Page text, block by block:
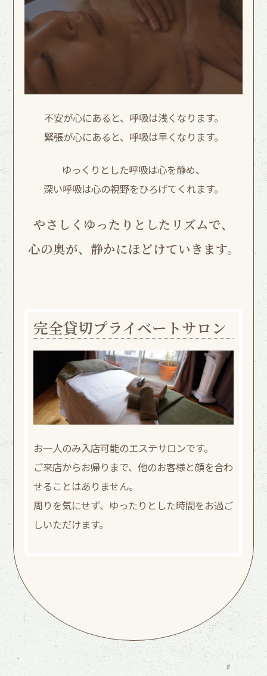
不安が心にあると、呼吸は浅くなります。
緊張が心にあると、呼吸は早くなります。
ゆっくりとした呼吸は心を静め、
深い呼吸は心の視野をひろげてくれます。
やさしくゆったりとしたリズムで、
心の奥が、静かにほどけていきます。
完全貸切プライベートサロン
お一人のみ入店可能のエステサロンです。
ご来店からお帰りまで、他のお客様と顔を合わ
せることはありません。
周りを気にせず、ゆったりとした時間をお過ご
しいただけます。